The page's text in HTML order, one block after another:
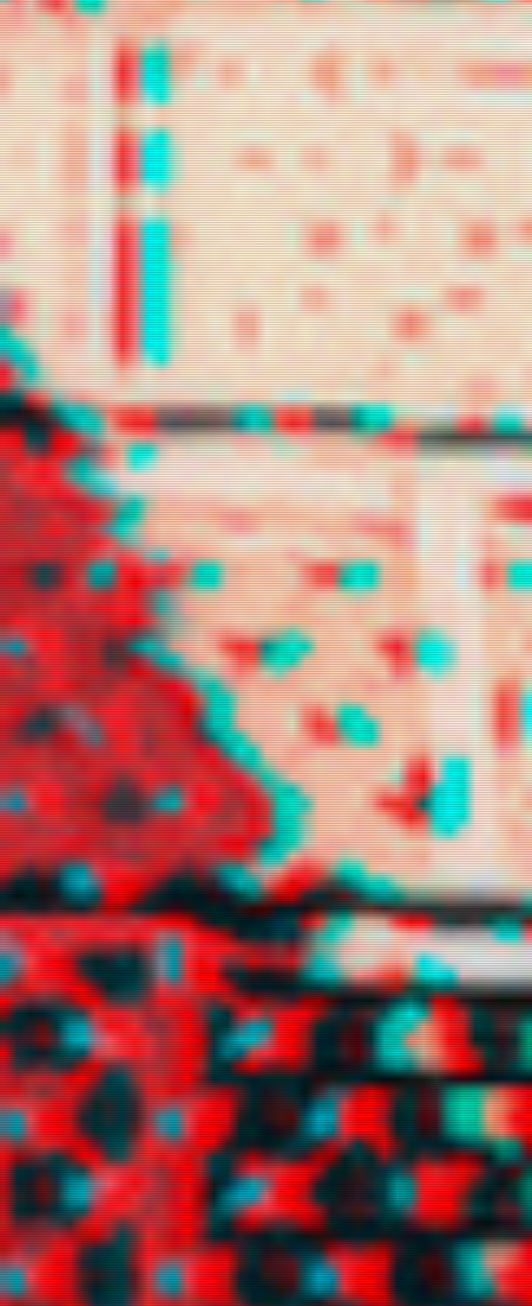
ove
lilacrafit loeynely luvies
marsvit mercurioz namgloo
namicchin s2lock shinous
snowelle swturne telefany
tinnituz trancyz xuggi
xxpujinxx yuhz